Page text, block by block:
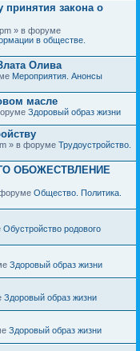
принятия закона о
» в форуме
в обществе.
Олива
Мероприятия. Анонсы
масле
Здоровый образ жизни
» в форуме Трудоустройство.
ОБОЖЕСТВЛЕНИЕ
Общество. Политика.
Обустройство родового
Здоровый образ жизни
Здоровый образ жизни
Здоровый образ жизни